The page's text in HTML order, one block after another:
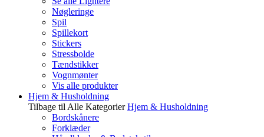
Nøgleringe
Spil
Spillekort
Stickers
Stressbolde
Tændstikker
Vognmønter
Vis alle produkter
Hjem & Husholdning
Tilbage til Alle Kategorier Hjem & Husholdning
Bordskånere
Forklæder